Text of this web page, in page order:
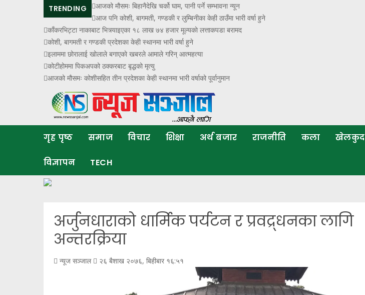
TRENDING
आजको मौसमः बिहानैदेखि चर्को घाम, पानी पर्ने सम्भावना न्यून
आज पनि कोशी, बागमती, गण्डकी र लुम्बिनीका केही ठाउँमा भारी वर्षा हुने
काँकरभिट्टा नाकाबाट भित्र्याइएका १८ लाख ७४ हजार मूल्यकाे लत्ताकपडा बरामद
कोशी, बागमती र गण्डकी प्रदेशका केही स्थानमा भारी वर्षा हुने
इलाममा छोरालाई खोलाले बगाएकाे खबरले आमाले गरिन् आत्महत्या
कोटीहोममा पिकअपको ठक्करबाट बृद्धको मृत्यु
आजको मौसमः कोशीसहित तीन प्रदेशका केही स्थानमा भारी वर्षाको पूर्वानुमान
गृह पृष्ठ समाज विचार शिक्षा अर्थ बजार राजनीति कला खेलकुद
विज्ञापन TECH
अर्जुनधाराको धार्मिक पर्यटन र प्रवद्र्धनका लागि
अन्तरक्रिया
न्यूज सञ्जाल २६ बैशाख २०७६, बिहीबार १६:५१